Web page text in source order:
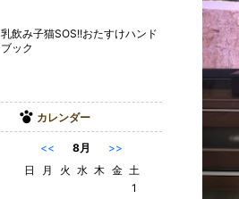
乳飲み子猫SOS!!おたすけハンド
ブック
カレンダー
<< 8月
>>
日
月 火 水 木 金 土
1